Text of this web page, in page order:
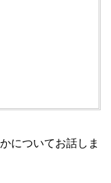
についてお話しま